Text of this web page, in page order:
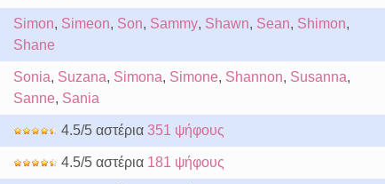
Simon, Simeon, Son, Sammy, Shawn, Sean, Shimon,
Shane
Sonia, Suzana, Simona, Simone, Shannon, Susanna,
Sanne, Sania
4.5/5 αστέρια 351 ψήφους
4.5/5 αστέρια 181 ψήφους